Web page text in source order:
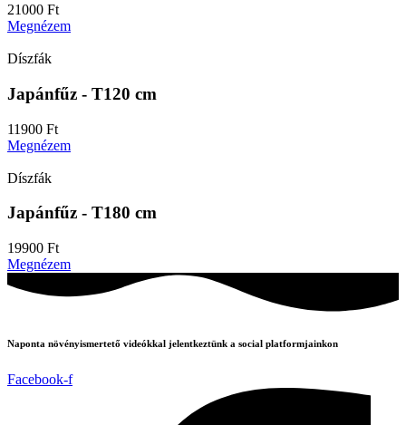
21000 Ft
Megnézem
Díszfák
Japánfűz - T120 cm
11900 Ft
Megnézem
Díszfák
Japánfűz - T180 cm
19900 Ft
Megnézem
Naponta növényismertető videókkal jelentkeztünk a social platformjainkon
Facebook-f